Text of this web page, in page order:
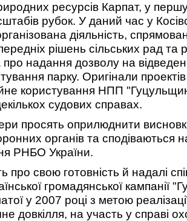
ресурсів Карпат, у
рубок. У даний час у
діяльність,
рішень сільських рад та
про надання дозволу на
парку. Оригінали
користування НПП
судових справах.
просять оприлюднити
органів та сподіваються
РНБО України.
про свою готовність й надалі
громадянської кампанії
у 2007 році з метою
довкілля, на участь у справі